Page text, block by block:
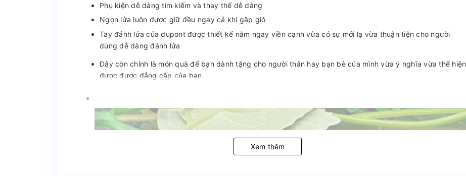
Phụ kiện dễ dàng tìm kiếm và thay thế dễ dàng
Ngọn lửa luôn được giữ đều ngay cả khi gặp gió
Tay đánh lửa của dupont được thiết kế nằm ngay viền cạnh vừa có sự mới lạ vừa thuận tiện cho người
dùng dễ dàng đánh lửa
Đây còn chính là món quà để bạn dành tặng cho người thân hay bạn bè của mình vừa ý nghĩa vừa thể hiện
được được đẳng cấp của bạn
Xem thêm